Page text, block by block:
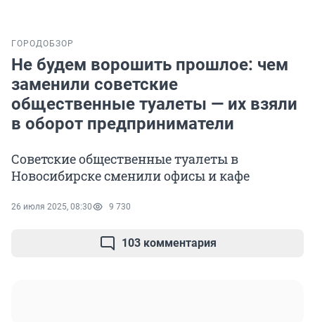
ГОРОДОБЗОР
Не будем ворошить прошлое: чем
заменили советские
общественные туалеты — их взяли
в оборот предприниматели
Советские общественные туалеты в
Новосибирске сменили офисы и кафе
26 июля 2025, 08:30 9 730
103 комментария